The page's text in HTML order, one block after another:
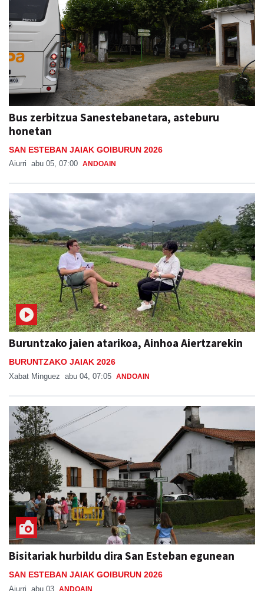
Bus zerbitzua Sanestebanetara, asteburu
honetan
SAN ESTEBAN JAIAK GOIBURUN 2026
Aiurri abu 05, 07:00 ANDOAIN
Buruntzako jaien atarikoa, Ainhoa Aiertzarekin
BURUNTZAKO JAIAK 2026
Xabat Minguez abu 04, 07:05 ANDOAIN
Bisitariak hurbildu dira San Esteban egunean
SAN ESTEBAN JAIAK GOIBURUN 2026
Aiurri abu 03 ANDOAIN